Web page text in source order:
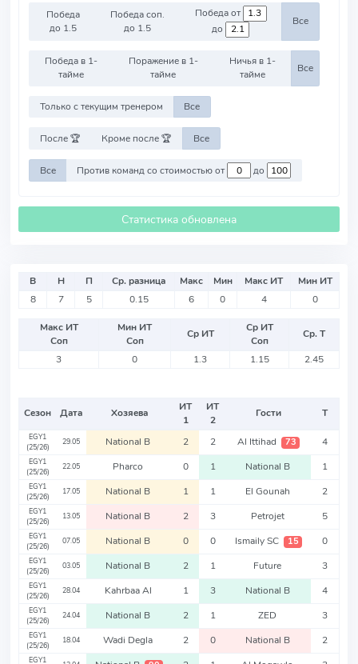
Победа
до 1.5
Победа соп.
до 1.5
Победа от
до
Все
Победа в 1-
тайме
Поражение в 1-
тайме
Ничья в 1-
тайме
Все
Только с текущим тренером Все
После 🏆 Кроме после 🏆 Все
Все Против команд со стоимостью от до
Статистика обновлена
В Н П Ср. разница Макс Мин Макс ИТ
Мин ИТ
8
7 5 0.15 6 0 4 0
Макс ИТ
Соп
Мин ИТ
Соп
Ср ИТ
Ср ИТ
Соп
Ср. Т
3
0 1.3 1.15 2.45
Сезон Дата Хозяева
ИТ
1
ИТ
2
Гости Т
EGY1
(25/26)
29.05 National B 2 2 Al Ittihad 73 4
EGY1
(25/26)
22.05 Pharco 0 1 National B 1
EGY1
(25/26)
17.05 National B 1 1 El Gounah 2
EGY1
(25/26)
13.05 National B 2 3 Petrojet 5
EGY1
(25/26)
07.05 National B 0 0 Ismaily SC 15 0
EGY1
(25/26)
03.05 National B 2 1 Future 3
EGY1
(25/26)
28.04 Kahrbaa Al 1 3 National B 4
EGY1
(25/26)
24.04 National B 2 1 ZED 3
EGY1
(25/26)
18.04 Wadi Degla 2 0 National B 2
EGY1